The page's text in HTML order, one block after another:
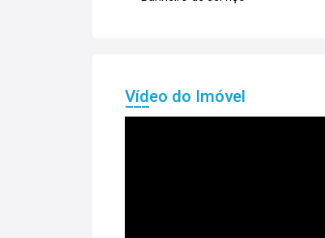
Vídeo do Imóvel